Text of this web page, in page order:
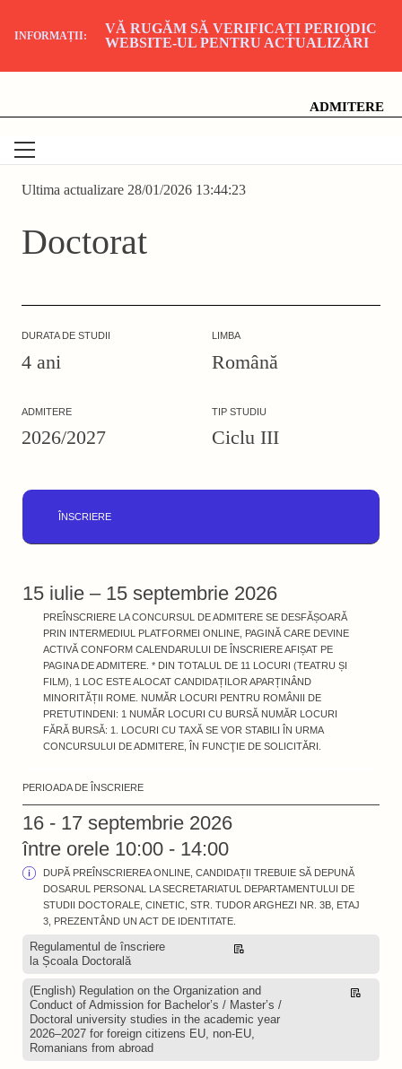
INFORMAȚII:
VĂ RUGĂM SĂ VERIFICAȚI PERIODIC
WEBSITE-UL PENTRU ACTUALIZĂRI
Universitatea Națională de Artă Teatrală și Cinematografică
ADMITERE
Ultima actualizare 28/01/2026 13:44:23
Doctorat
DURATA DE STUDII
4 ani
LIMBA
Română
ADMITERE
2026/2027
TIP STUDIU
Ciclu III
ÎNSCRIERE
15 iulie – 15 septembrie 2026
PREÎNSCRIERE LA CONCURSUL DE ADMITERE SE DESFĂȘOARĂ
PRIN INTERMEDIUL PLATFORMEI ONLINE, PAGINĂ CARE DEVINE
ACTIVĂ CONFORM CALENDARULUI DE ÎNSCRIERE AFIȘAT PE
PAGINA DE ADMITERE. * DIN TOTALUL DE 11 LOCURI (TEATRU ȘI
FILM), 1 LOC ESTE ALOCAT CANDIDAȚILOR APARȚINÂND
MINORITĂȚII ROME. NUMĂR LOCURI PENTRU ROMÂNII DE
PRETUTINDENI: 1 NUMĂR LOCURI CU BURSĂ NUMĂR LOCURI
FĂRĂ BURSĂ: 1. LOCURI CU TAXĂ SE VOR STABILI ÎN URMA
CONCURSULUI DE ADMITERE, ÎN FUNCŢIE DE SOLICITĂRI.
PERIOADA DE ÎNSCRIERE
16 - 17 septembrie 2026
între orele 10:00 - 14:00
DUPĂ PREÎNSCRIEREA ONLINE, CANDIDAȚII TREBUIE SĂ DEPUNĂ
DOSARUL PERSONAL LA SECRETARIATUL DEPARTAMENTULUI DE
STUDII DOCTORALE, CINETIC, STR. TUDOR ARGHEZI NR. 3B, ETAJ
3, PREZENTÂND UN ACT DE IDENTITATE.
Regulamentul de înscriere
la Școala Doctorală
(English) Regulation on the Organization and
Conduct of Admission for Bachelor’s / Master’s /
Doctoral university studies in the academic year
2026–2027 for foreign citizens EU, non-EU,
Romanians from abroad